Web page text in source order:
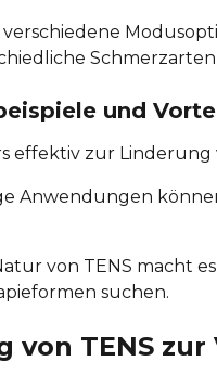
verschiedene
und
effektiv zur Linderung
Anwendungen
von TENS macht
suchen.
von TENS